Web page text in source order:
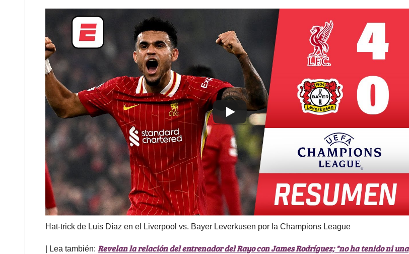
Hat-trick de Luis Díaz en el Liverpool vs. Bayer Leverkusen por la Champions League
| Lea también: Revelan la relación del entrenador del Rayo con James Rodríguez; "no ha tenido ni una